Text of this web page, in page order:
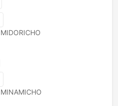
MIDORICHO
MINAMICHO